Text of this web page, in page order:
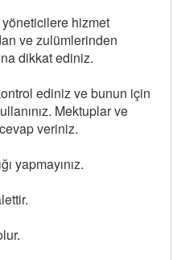
yöneticilere hizmet
ve zulümlerinden
dikkat ediniz.
ediniz ve bunun için
Mektuplar ve
veriniz.
yapmayınız.